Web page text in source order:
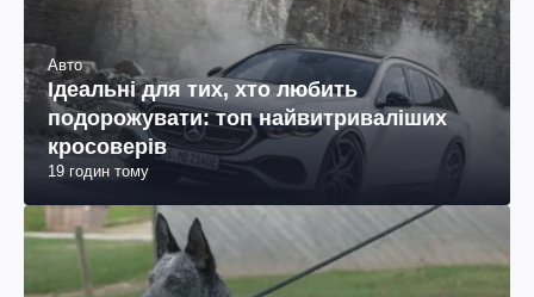
Авто
Ідеальні для тих, хто любить
подорожувати: топ найвитриваліших
кросоверів
19 годин тому